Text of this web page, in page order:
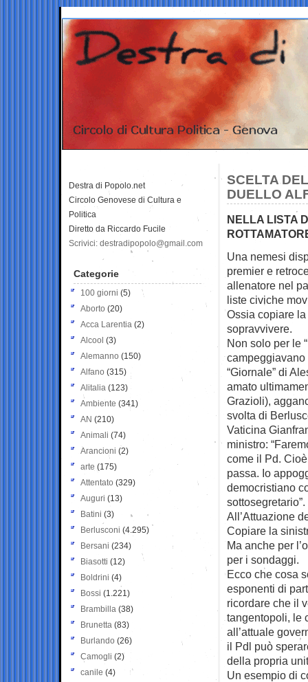
SCELTA
DUELLO
NELLA LISTA
Una nemesi
premier e
allenatore nel
liste civiche
Ossia copiare
sopravvivere.
Non solo per le
“Giornale” di
amato
Grazioli),
svolta di
Vaticina
ministro:
come il Pd.
passa. Io
democristiano
sottosegretario”.
All’Attuazione
Copiare la
Ma anche per
per i sondaggi.
Ecco che cosa
esponenti di
ricordare che il
tangentopoli, le
all’attuale
il Pdl può
della propria
Un esempio di
Destra di Popolo.net
Circolo Genovese di Cultura e
Politica
Diretto da Riccardo Fucile
Scrivici: destradipopolo@gmail.com
Categorie
100 giorni (5)
Aborto (20)
Acca Larentia (2)
Alcool (3)
Alemanno (150)
Alfano (315)
Alitalia (123)
Ambiente (341)
AN (210)
Animali (74)
Arancioni (2)
arte (175)
Attentato (329)
Auguri (13)
Batini (3)
Berlusconi (4.295)
Bersani (234)
Biasotti (12)
Boldrini (4)
Bossi (1.221)
Brambilla (38)
Brunetta (83)
Burlando (26)
Camogli (2)
canile (4)